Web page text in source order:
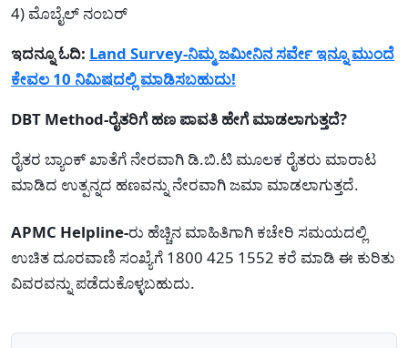
4) ಮೊಬೈಲ್ ನಂಬರ್
ಇದನ್ನೂ ಓದಿ: Land Survey-ನಿಮ್ಮ ಜಮೀನಿನ ಸರ್ವೇ ಇನ್ನೂ ಮುಂದೆ
ಕೇವಲ 10 ನಿಮಿಷದಲ್ಲಿ ಮಾಡಿಸಬಹುದು!
DBT Method-ರೈತರಿಗೆ ಹಣ ಪಾವತಿ ಹೇಗೆ ಮಾಡಲಾಗುತ್ತದೆ?
ರೈತರ ಬ್ಯಾಂಕ್ ಖಾತೆಗೆ ನೇರವಾಗಿ ಡಿ.ಬಿ.ಟಿ ಮೂಲಕ ರೈತರು ಮಾರಾಟ
ಮಾಡಿದ ಉತ್ಪನ್ನದ ಹಣವನ್ನು ನೇರವಾಗಿ ಜಮಾ ಮಾಡಲಾಗುತ್ತದೆ.
APMC Helpline-ರು ಹೆಚ್ಚಿನ ಮಾಹಿತಿಗಾಗಿ ಕಚೇರಿ ಸಮಯದಲ್ಲಿ
ಉಚಿತ ದೂರವಾಣಿ ಸಂಖ್ಯೆಗೆ 1800 425 1552 ಕರೆ ಮಾಡಿ ಈ ಕುರಿತು
ವಿವರವನ್ನು ಪಡೆದುಕೊಳ್ಳಬಹುದು.